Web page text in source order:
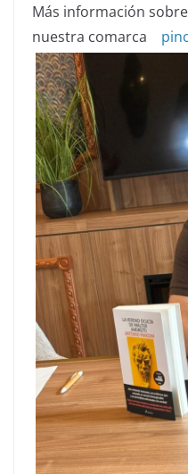
Más información
nuestra comarca